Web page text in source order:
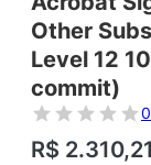
Other
Level 12
commit)
R$ 2.310,21